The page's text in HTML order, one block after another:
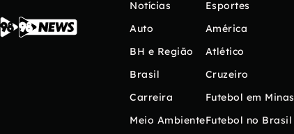
Notícias
Auto
BH e Região
Brasil
Carreira
Meio Ambiente
Esportes
América
Atlético
Cruzeiro
Futebol em Minas
Futebol no Brasil